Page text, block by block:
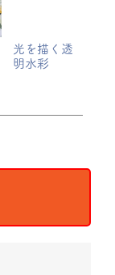
光を描く透
明水彩